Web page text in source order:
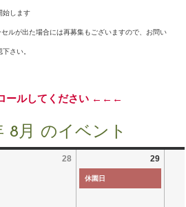
始します
ルが出た場合には再募集もございますので、お問い
さい。
ルしてください ←←←
8月 のイベント
28 29
休園日